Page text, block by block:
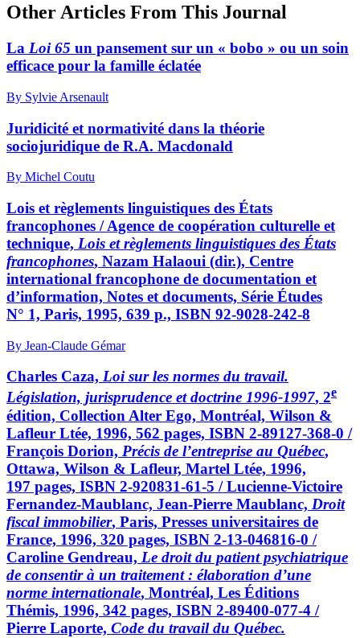
Other Articles From This Journal
La Loi 65 un pansement sur un « bobo » ou un soin
efficace pour la famille éclatée
By Sylvie Arsenault
Juridicité et normativité dans la théorie
sociojuridique de R.A. Macdonald
By Michel Coutu
Lois et règlements linguistiques des États
francophones / Agence de coopération culturelle et
technique, Lois et règlements linguistiques des États
francophones, Nazam Halaoui (dir.), Centre
international francophone de documentation et
d’information, Notes et documents, Série Études
N° 1, Paris, 1995, 639 p., ISBN 92-9028-242-8
By Jean-Claude Gémar
Charles Caza, Loi sur les normes du travail.
Législation, jurisprudence et doctrine 1996-1997, 2e
édition, Collection Alter Ego, Montréal, Wilson &
Lafleur Ltée, 1996, 562 pages, ISBN 2-89127-368-0 /
François Dorion, Précis de l’entreprise au Québec,
Ottawa, Wilson & Lafleur, Martel Ltée, 1996,
197 pages, ISBN 2-920831-61-5 / Lucienne-Victoire
Fernandez-Maublanc, Jean-Pierre Maublanc, Droit
fiscal immobilier, Paris, Presses universitaires de
France, 1996, 320 pages, ISBN 2-13-046816-0 /
Caroline Gendreau, Le droit du patient psychiatrique
de consentir à un traitement : élaboration d’une
norme internationale, Montréal, Les Éditions
Thémis, 1996, 342 pages, ISBN 2-89400-077-4 /
Pierre Laporte, Code du travail du Québec.